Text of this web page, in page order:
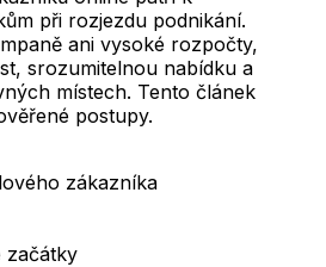
při rozjezdu podnikání.
ani vysoké rozpočty,
srozumitelnou nabídku a
místech. Tento článek
postupy.
zákazníka
začátky